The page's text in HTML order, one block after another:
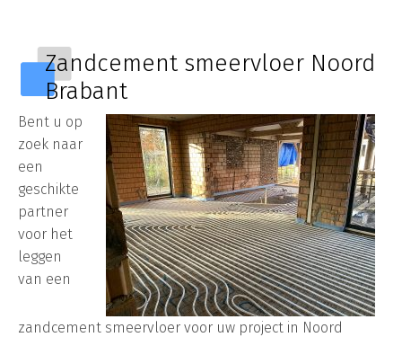
Zandcement smeervloer Noord
Brabant
Bent u op
zoek naar
een
geschikte
partner
voor het
leggen
van een
zandcement smeervloer voor uw project in Noord